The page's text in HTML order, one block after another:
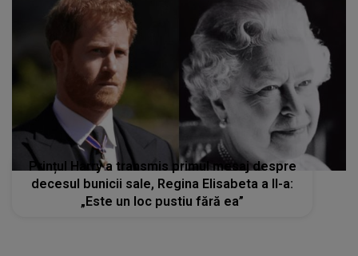
Prințul Harry a transmis primul mesaj despre
decesul bunicii sale, Regina Elisabeta a II-a:
„Este un loc pustiu fără ea”